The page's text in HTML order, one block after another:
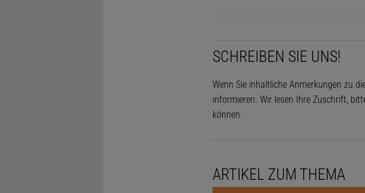
SCHREIBEN SIE UNS!
Wenn Sie inhaltliche Anmerkungen zu
informieren. Wir lesen Ihre Zuschrift,
können.
ARTIKEL ZUM THEMA